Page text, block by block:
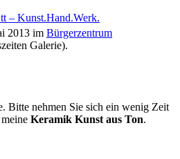
– Kunst.Hand.Werk.
2013 im Bürgerzentrum
Galerie).
Bitte nehmen Sie sich ein wenig Zeit
Keramik Kunst aus Ton.